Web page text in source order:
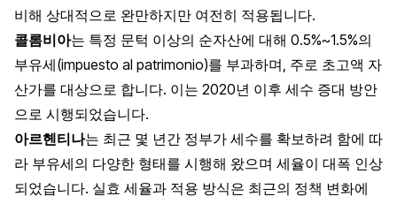
비해 상대적으로 완만하지만 여전히 적용됩니다.
콜롬비아는 특정 문턱 이상의 순자산에 대해 0.5%~1.5%의
부유세(impuesto al patrimonio)를 부과하며, 주로 초고액 자
산가를 대상으로 합니다. 이는 2020년 이후 세수 증대 방안
으로 시행되었습니다.
아르헨티나는 최근 몇 년간 정부가 세수를 확보하려 함에 따
라 부유세의 다양한 형태를 시행해 왔으며 세율이 대폭 인상
되었습니다. 실효 세율과 적용 방식은 최근의 정책 변화에